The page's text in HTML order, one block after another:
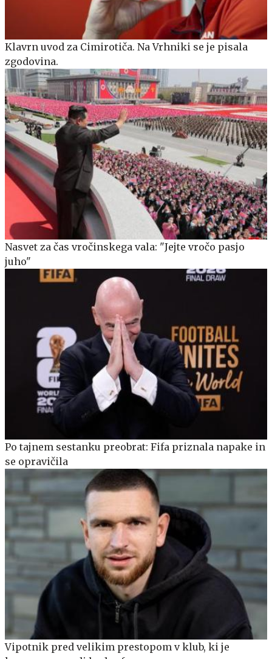
Klavrn uvod za Cimirotiča. Na Vrhniki se je pisala
zgodovina.
Nasvet za čas vročinskega vala: "Jejte vročo pasjo
juho"
Po tajnem sestanku preobrat: Fifa priznala napake in
se opravičila
Vipotnik pred velikim prestopom v klub, ki je